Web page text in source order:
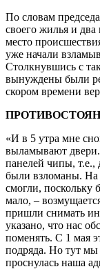
По словам
своего жилья и
место
уже начали
Столкнувшись с
вынуждены были
скором времени
«И в 5 утра мне
выламывают
панелей чипы, т.е.,
были взломаны. На
смогли, поскольку
мало, –
пришли снимать
указано, что нас
поменять. С 1 мая
подряда. Но тут
проснулась наша